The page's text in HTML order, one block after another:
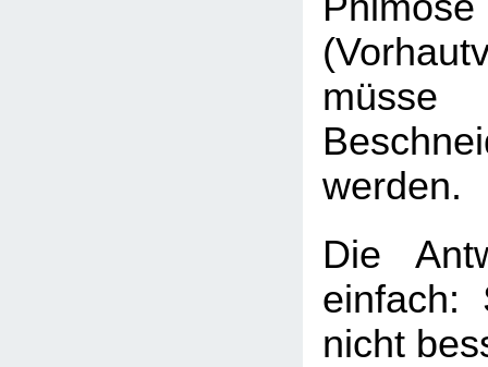
werden.
Die
einfach:
nicht